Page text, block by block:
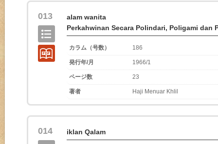
013
alam wanita
Perkahwinan Secara Polindari, Poligami dan
カラム（号数） 186
発行年/月 1966/1
ページ数 23
著者 Haji Menuar Khlil
014 iklan Qalam